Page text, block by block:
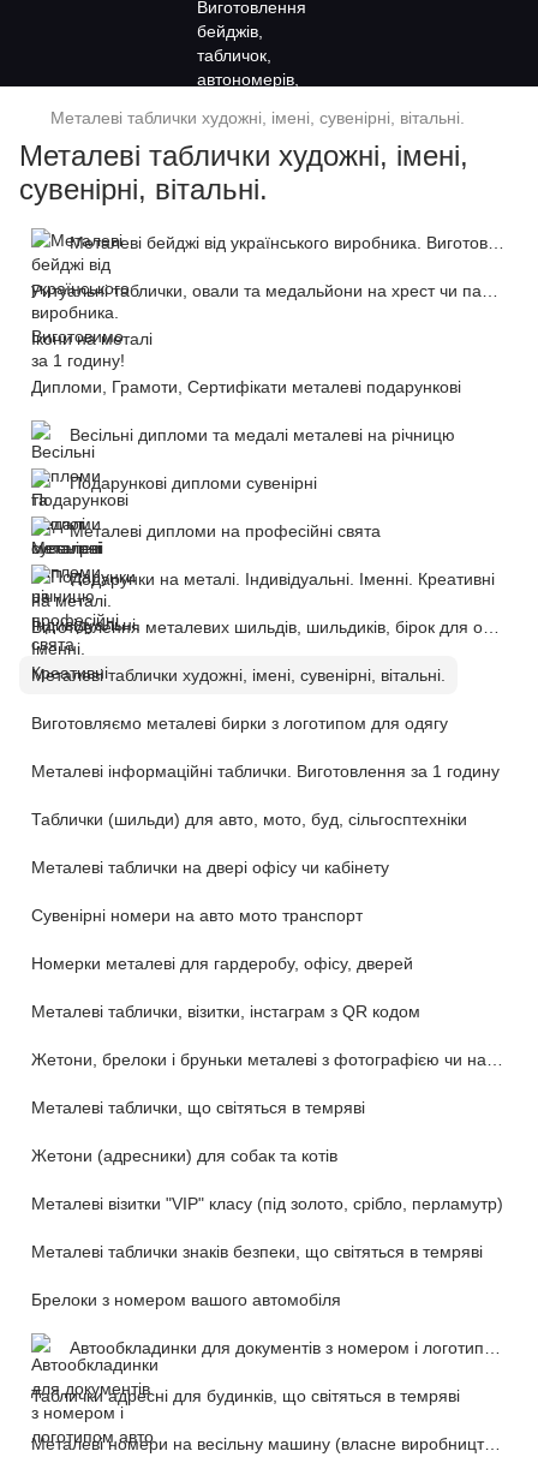
Металеві таблички художні, імені, сувенірні, вітальні.
Металеві таблички художні, імені,
сувенірні, вітальні.
Ікони на металі
Дипломи, Грамоти, Сертифікати металеві подарункові
Весільні дипломи та медалі металеві на річницю
Подарункові дипломи сувенірні
Металеві дипломи на професійні свята
Подарунки на металі. Індивідуальні. Іменні. Креативні
Металеві таблички художні, імені, сувенірні, вітальні.
Виготовляємо металеві бирки з логотипом для одягу
Металеві інформаційні таблички. Виготовлення за 1 годину
Таблички (шильди) для авто, мото, буд, сільгосптехніки
Металеві таблички на двері офісу чи кабінету
Сувенірні номери на авто мото транспорт
Номерки металеві для гардеробу, офісу, дверей
Металеві таблички, візитки, інстаграм з QR кодом
Металеві таблички, що світяться в темряві
Жетони (адресники) для собак та котів
Металеві візитки "VIP" класу (під золото, срібло, перламутр)
Металеві таблички знаків безпеки, що світяться в темряві
Брелоки з номером вашого автомобіля
Таблички адресні для будинків, що світяться в темряві
Металеві номери на весільну машину (власне виробництво)